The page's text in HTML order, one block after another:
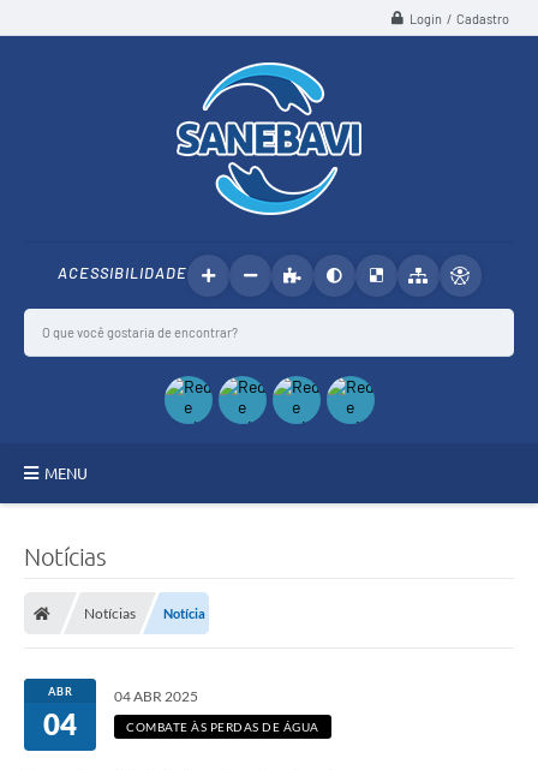
Login / Cadastro
ACESSIBILIDADE
MENU
ÁGUA
COMPRAS E LICITAÇÕES
Notícias
Notícias Notícia
ABR
04
04 ABR 2025
COMBATE ÀS PERDAS DE ÁGUA